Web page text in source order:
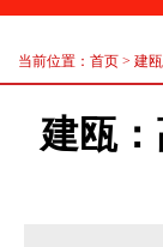
当前位置：首页 > 建
建瓯